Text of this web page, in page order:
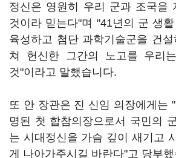
정신은 영원히 우리 군과 조국을
것이라 믿는다"며 "41년의 군 생
육성하고 첨단 과학기술군을 건
쳐 헌신한 그간의 노고를 우리
것"이라고 말했습니다.
또 안 장관은 진 신임 의장에게는
명된 첫 합참의장으로서 국민의
는 시대정신을 가슴 깊이 새기고
게 나아가주시길 바란다"고 당부